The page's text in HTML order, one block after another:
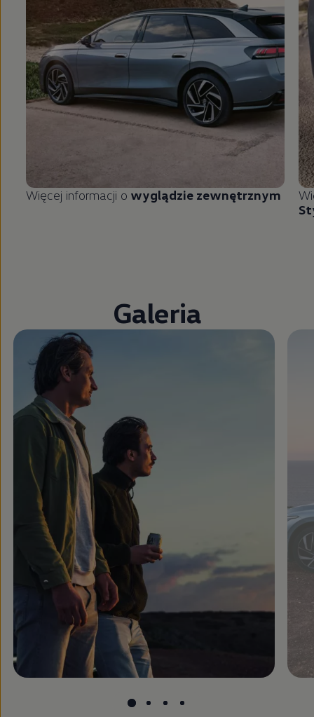
Więcej informacji o wyglądzie zewnętrznym
Galeria
Zamknij widok pełnoekranowy